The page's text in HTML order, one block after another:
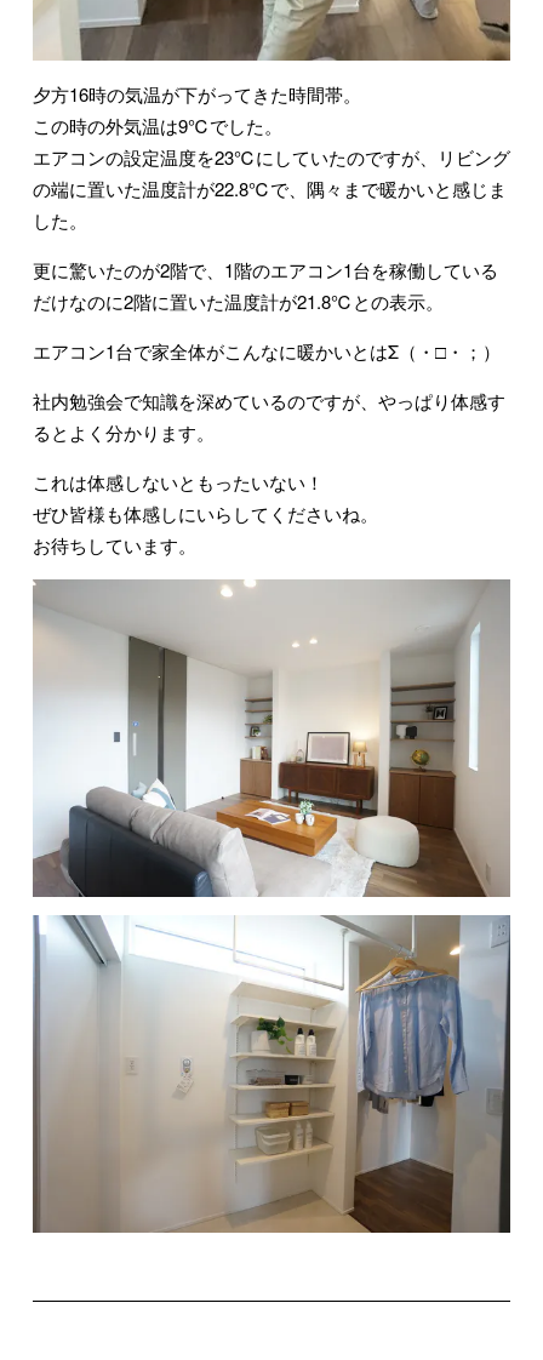
夕方16時の気温が下がってきた時間帯。
この時の外気温は9℃でした。
エアコンの設定温度を23℃にしていたのですが、リビング
の端に置いた温度計が22.8℃で、隅々まで暖かいと感じま
した。
更に驚いたのが2階で、1階のエアコン1台を稼働している
だけなのに2階に置いた温度計が21.8℃との表示。
エアコン1台で家全体がこんなに暖かいとはΣ（・□・；）
社内勉強会で知識を深めているのですが、やっぱり体感す
るとよく分かります。
これは体感しないともったいない！
ぜひ皆様も体感しにいらしてくださいね。
お待ちしています。